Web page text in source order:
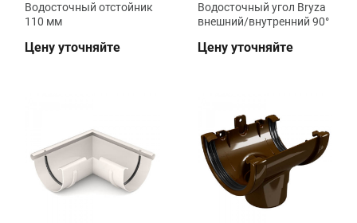
Водосточный отстойник
110 мм
Цену уточняйте
Водосточный угол Bryza
внешний/внутренний 90°
Цену уточняйте